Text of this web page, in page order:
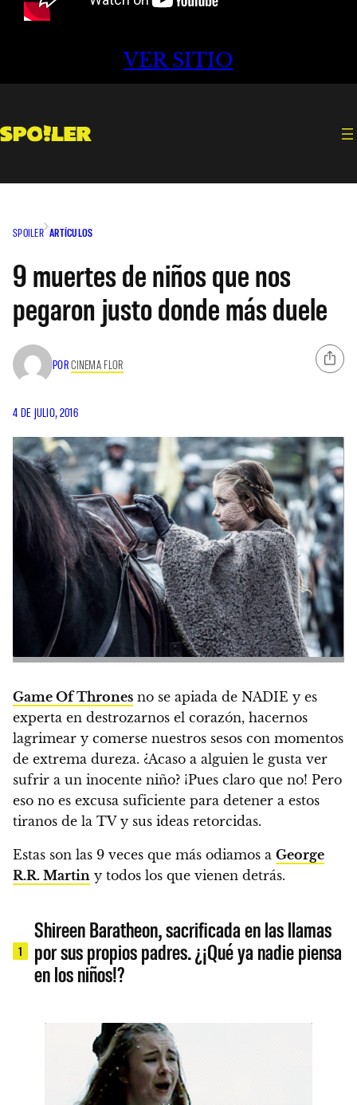
VER SITIO
SPOILER ARTÍCULOS
9 muertes de niños que nos
pegaron justo donde más duele
PORCINEMA FLOR
4 DE JULIO, 2016
Game Of Thrones no se apiada de NADIE y es
experta en destrozarnos el corazón, hacernos
lagrimear y comerse nuestros sesos con momentos
de extrema dureza. ¿Acaso a alguien le gusta ver
sufrir a un inocente niño? ¡Pues claro que no! Pero
eso no es excusa suficiente para detener a estos
tiranos de la TV y sus ideas retorcidas.
Estas son las 9 veces que más odiamos a George
R.R. Martin y todos los que vienen detrás.
1
Shireen Baratheon, sacrificada en las llamas
por sus propios padres. ¿¡Qué ya nadie piensa
en los niños!?